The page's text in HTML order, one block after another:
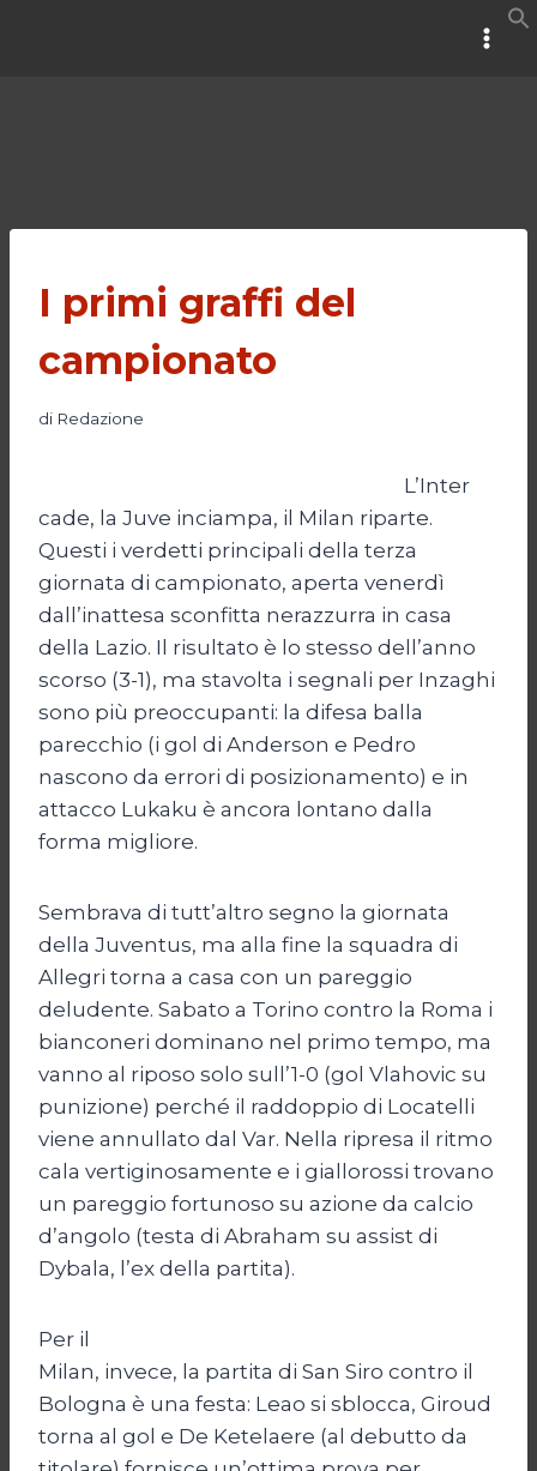
I primi graffi del
campionato
di Redazione
L’Inter
cade, la Juve inciampa, il Milan riparte.
Questi i verdetti principali della terza
giornata di campionato, aperta venerdì
dall’inattesa sconfitta nerazzurra in casa
della Lazio. Il risultato è lo stesso dell’anno
scorso (3-1), ma stavolta i segnali per Inzaghi
sono più preoccupanti: la difesa balla
parecchio (i gol di Anderson e Pedro
nascono da errori di posizionamento) e in
attacco Lukaku è ancora lontano dalla
forma migliore.
Sembrava di tutt’altro segno la giornata
della Juventus, ma alla fine la squadra di
Allegri torna a casa con un pareggio
deludente. Sabato a Torino contro la Roma i
bianconeri dominano nel primo tempo, ma
vanno al riposo solo sull’1-0 (gol Vlahovic su
punizione) perché il raddoppio di Locatelli
viene annullato dal Var. Nella ripresa il ritmo
cala vertiginosamente e i giallorossi trovano
un pareggio fortunoso su azione da calcio
d’angolo (testa di Abraham su assist di
Dybala, l’ex della partita).
Per il
Milan, invece, la partita di San Siro contro il
Bologna è una festa: Leao si sblocca, Giroud
torna al gol e De Ketelaere (al debutto da